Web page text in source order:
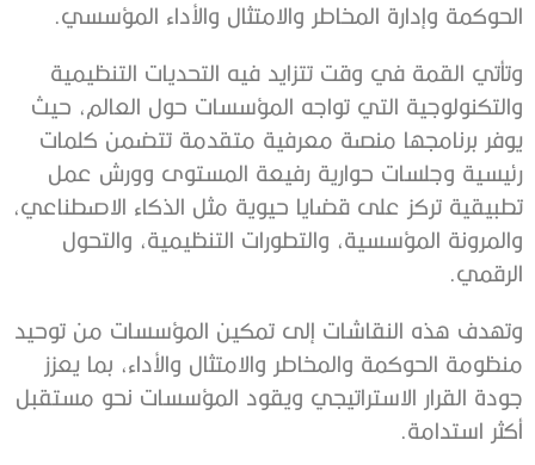
الحوكمة وإدارة المخاطر والامتثال والأداء المؤسسي.
وتأتي القمة في وقت تتزايد فيه التحديات التنظيمية
والتكنولوجية التي تواجه المؤسسات حول العالم، حيث
يوفر برنامجها منصة معرفية متقدمة تتضمن كلمات
رئيسية وجلسات حوارية رفيعة المستوى وورش عمل
تطبيقية تركز على قضايا حيوية مثل الذكاء الاصطناعي،
والمرونة المؤسسية، والتطورات التنظيمية، والتحول
الرقمي.
وتهدف هذه النقاشات إلى تمكين المؤسسات من توحيد
منظومة الحوكمة والمخاطر والامتثال والأداء، بما يعزز
جودة القرار الاستراتيجي ويقود المؤسسات نحو مستقبل
أكثر استدامة.